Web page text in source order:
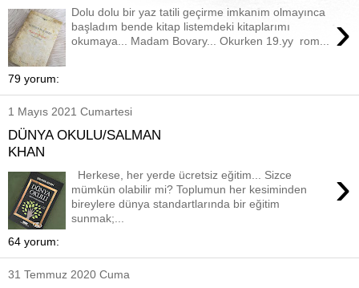
›
Dolu dolu bir yaz tatili geçirme imkanım olmayınca
başladım bende kitap listemdeki kitaplarımı
okumaya... Madam Bovary... Okurken 19.yy rom...
79 yorum:
1 Mayıs 2021 Cumartesi
DÜNYA OKULU/SALMAN
KHAN
›
Herkese, her yerde ücretsiz eğitim... Sizce
mümkün olabilir mi? Toplumun her kesiminden
bireylere dünya standartlarında bir eğitim
sunmak;...
64 yorum:
31 Temmuz 2020 Cuma